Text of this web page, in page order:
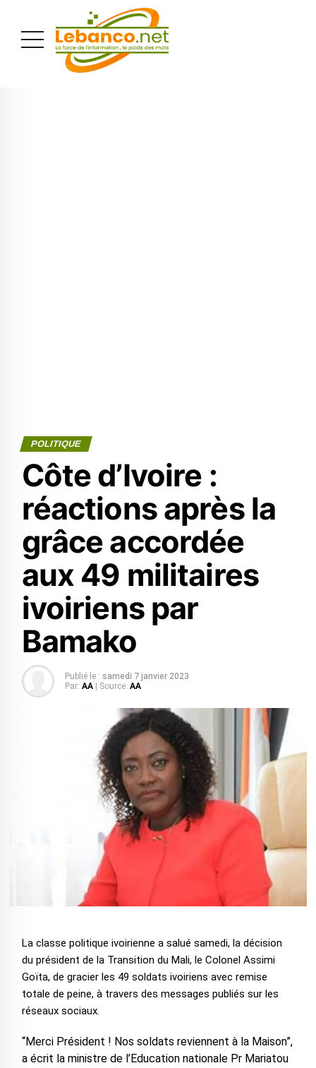
POLITIQUE
Côte d’Ivoire :
réactions après la
grâce accordée
aux 49 militaires
ivoiriens par
Bamako
Publié le : samedi 7 janvier 2023
Par: AA | Source: AA
La classe politique ivoirienne a salué samedi, la décision
du président de la Transition du Mali, le Colonel Assimi
Goïta, de gracier les 49 soldats ivoiriens avec remise
totale de peine, à travers des messages publiés sur les
réseaux sociaux.
“Merci Président ! Nos soldats reviennent à la Maison”,
a écrit la ministre de l’Education nationale Pr Mariatou